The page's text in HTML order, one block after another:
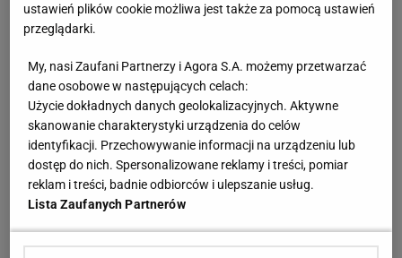
Cały świat widział, jak Switolina potraktowała
Północna brama gazowa. Jak Polska buduje
nową architekturę energetyczną regionu
MATERIAŁ PROMOCYJNY
Tichonow grzmi: Z Polakami należy postąpić
dokładnie tak samo
Wpadka z Abramowicz wywołała szum. U
ustawień plików cookie możliwa jest także za pomocą ustawień
przeglądarki.
My, nasi Zaufani Partnerzy i Agora S.A. możemy przetwarzać
dane osobowe w następujących celach:
Użycie dokładnych danych geolokalizacyjnych. Aktywne
skanowanie charakterystyki urządzenia do celów
identyfikacji. Przechowywanie informacji na urządzeniu lub
dostęp do nich. Spersonalizowane reklamy i treści, pomiar
reklam i treści, badnie odbiorców i ulepszanie usług.
Lista Zaufanych Partnerów